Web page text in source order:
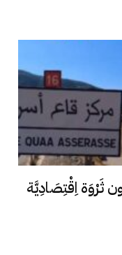
ثَرْوَة اِقْتِصَادِيَّة